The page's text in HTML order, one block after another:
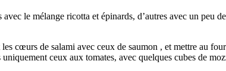
le mélange ricotta et épinards, d’autres avec un peu
cœurs de salami avec ceux de saumon , et mettre au
ceux aux tomates, avec quelques cubes de